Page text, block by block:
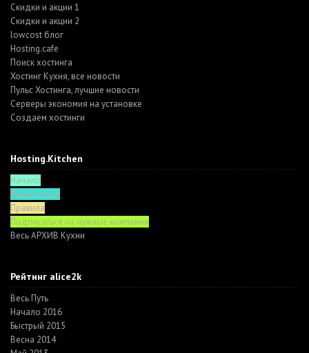
Скидки и акции 1
Скидки и акции 2
lowcost блог
Hosting.cafe
Поиск хостинга
Хостинг Кухня, все новости
Пульс Хостинга, лучшие новости
Серверы экономия на установке
Создаем хостинги
Hosting.Kitchen
Начало
Функционал
Правила
Подписаться на нужные компании
Весь АРХИВ Кухни
Рейтинг alice2k
Весь Путь
Начало 2016
Быстрый 2015
Весна 2014